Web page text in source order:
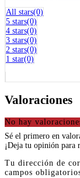
All stars(0)
5 stars(0)
4 stars(0)
3 stars(0)
2 stars(0)
1 star(0)
Valoraciones
No hay
Sé el primero en
¡Deja tu opinión para
Tu dirección de
campos